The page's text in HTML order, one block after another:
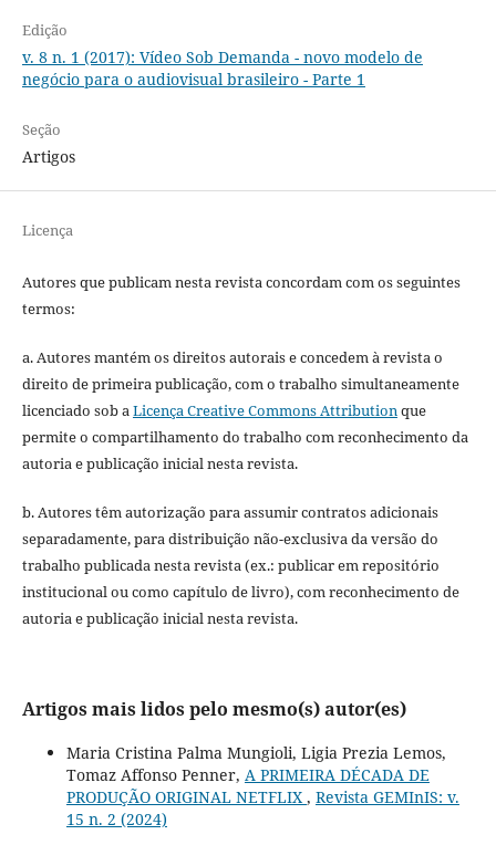
Edição
v. 8 n. 1 (2017): Vídeo Sob Demanda - novo modelo de
negócio para o audiovisual brasileiro - Parte 1
Seção
Artigos
Licença
Autores que publicam nesta revista concordam com os seguintes
termos:
a. Autores mantém os direitos autorais e concedem à revista o
direito de primeira publicação, com o trabalho simultaneamente
licenciado sob aLicença Creative Commons Attributionque
permite o compartilhamento do trabalho com reconhecimento da
autoria e publicação inicial nesta revista.
b. Autores têm autorização para assumir contratos adicionais
separadamente, para distribuição não-exclusiva da versão do
trabalho publicada nesta revista (ex.: publicar em repositório
institucional ou como capítulo de livro), com reconhecimento de
autoria e publicação inicial nesta revista.
Artigos mais lidos pelo mesmo(s) autor(es)
Maria Cristina Palma Mungioli, Ligia Prezia Lemos,
Tomaz Affonso Penner, A PRIMEIRA DÉCADA DE
PRODUÇÃO ORIGINAL NETFLIX , Revista GEMInIS: v.
15 n. 2 (2024)